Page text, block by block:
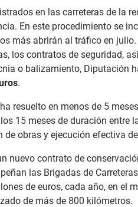
en las carreteras de la
En este procedimiento se
más abrirán al tráfico en
los contratos de seguridad,
o balizamiento, Diputación
.
resuelto en menos de 5
15 meses de duración entre
de obras y ejecución efectiva
nuevo contrato de
las Brigadas de
de euros, cada año, en el
de más de 800 kilómetros.